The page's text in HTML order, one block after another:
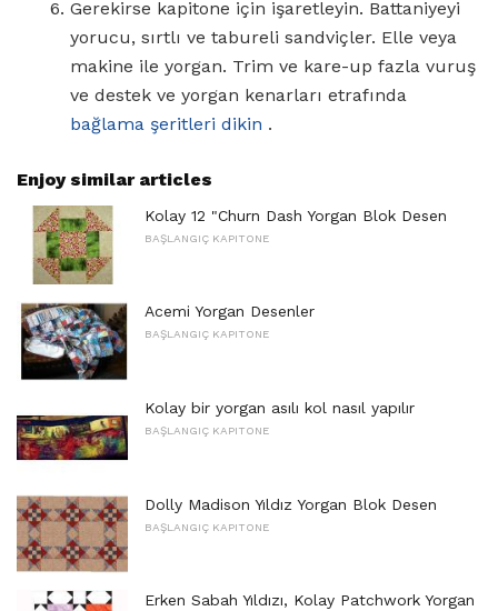
Gerekirse kapitone için işaretleyin. Battaniyeyi
yorucu, sırtlı ve tabureli sandviçler. Elle veya
makine ile yorgan. Trim ve kare-up fazla vuruş
ve destek ve yorgan kenarları etrafında
bağlama şeritleri dikin .
Enjoy similar articles
Kolay 12 "Churn Dash Yorgan Blok Desen
BAŞLANGIÇ ​​KAPITONE
Acemi Yorgan Desenler
BAŞLANGIÇ ​​KAPITONE
Kolay bir yorgan asılı kol nasıl yapılır
BAŞLANGIÇ ​​KAPITONE
Dolly Madison Yıldız Yorgan Blok Desen
BAŞLANGIÇ ​​KAPITONE
Erken Sabah Yıldızı, Kolay Patchwork Yorgan